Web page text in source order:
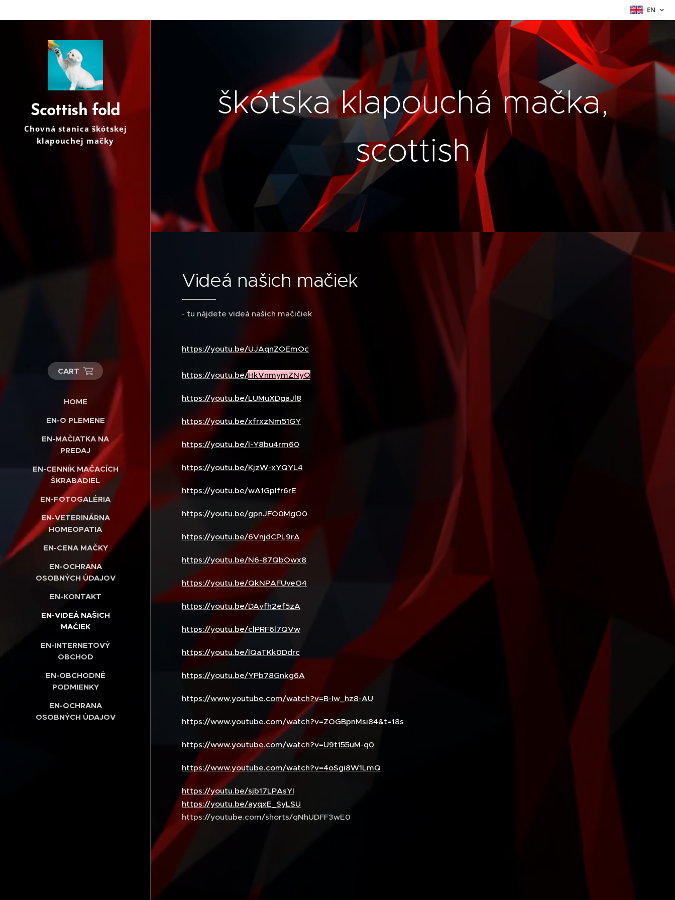
EN
Scottish fold
Chovná stanica škótskej
klapouchej mačky
CART
HOME
EN-O PLEMENE
EN-MAČIATKA NA
PREDAJ
EN-CENNÍK MAČACÍCH
ŠKRABADIEL
EN-FOTOGALÉRIA
EN-VETERINÁRNA
HOMEOPATIA
EN-CENA MAČKY
EN-OCHRANA
OSOBNÝCH ÚDAJOV
EN-KONTAKT
EN-VIDEÁ NAŠICH
MAČIEK
EN-INTERNETOVÝ
OBCHOD
EN-OBCHODNÉ
PODMIENKY
EN-OCHRANA
OSOBNÝCH ÚDAJOV
škótska klapouchá mačka,
scottish
Videá našich mačiek
- tu nájdete videá našich mačičiek
https://youtu.be/UJAqnZOEmOc
https://youtu.be/HkVnmymZNyQ
https://youtu.be/LUMuXDgaJl8
https://youtu.be/xfrxzNm51GY
https://youtu.be/l-Y8bu4rm60
https://youtu.be/KjzW-xYQYL4
https://youtu.be/wA1GpIfr6rE
https://youtu.be/gpnJFO0MgO0
https://youtu.be/6VnjdCPL9rA
https://youtu.be/N6-87QbOwx8
https://youtu.be/QkNPAFUveO4
https://youtu.be/DAvfh2ef5zA
https://youtu.be/clPRF6l7QVw
https://youtu.be/lQaTKk0Ddrc
https://youtu.be/YPb78Gnkg6A
https://www.youtube.com/watch?v=B-Iw_hz8-AU
https://www.youtube.com/watch?v=ZOGBpnMsi84&t=18s
https://www.youtube.com/watch?v=U9t155uM-q0
https://www.youtube.com/watch?v=4oSgi8W1LmQ
https://youtu.be/sjb17LPAsYI
https://youtu.be/ayqxE_SyLSU
https://youtube.com/shorts/qNhUDFF3wE0